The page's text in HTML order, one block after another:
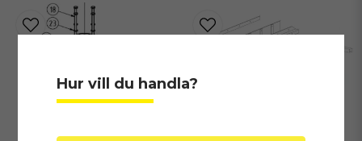
Hur vill du handla?